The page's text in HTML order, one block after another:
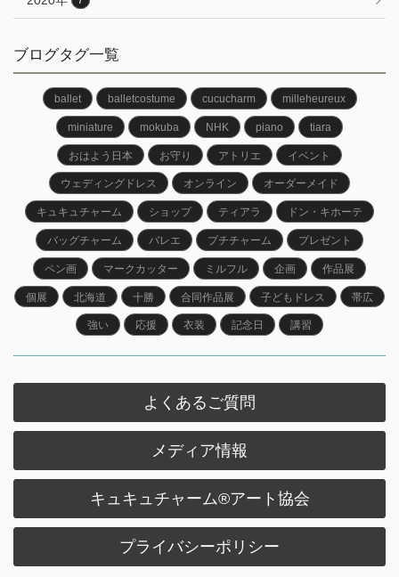
ブログタグ一覧
ballet balletcostume cucucharm milleheureux
miniature mokuba NHK piano tiara
おはよう日本 お守り アトリエ イベント
ウェディングドレス オンライン オーダーメイド
キュキュチャーム ショップ ティアラ ドン・キホーテ
バッグチャーム バレエ プチチャーム プレゼント
ペン画 マークカッター ミルフル 企画 作品展
個展 北海道 十勝 合同作品展 子どもドレス 帯広
強い 応援 衣装 記念日 講習
よくあるご質問
メディア情報
キュキュチャーム®︎アート協会
プライバシーポリシー